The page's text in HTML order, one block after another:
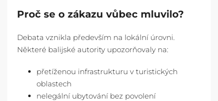
Proč se o zákazu vůbec mluvilo?
Debata vznikla především na lokální úrovni.
Některé balijské autority upozorňovaly na:
přetíženou infrastrukturu v turistických
oblastech
nelegální ubytování bez povolení